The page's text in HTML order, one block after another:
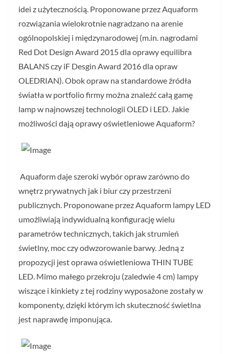
idei z użytecznością. Proponowane przez Aquaform
rozwiązania wielokrotnie nagradzano na arenie
ogólnopolskiej i międzynarodowej (m.in. nagrodami
Red Dot Design Award 2015 dla oprawy equilibra
BALANS czy iF Desgin Award 2016 dla opraw
OLEDRIAN). Obok opraw na standardowe źródła
światła w portfolio firmy można znaleźć całą gamę
lamp w najnowszej technologii OLED i LED. Jakie
możliwości dają oprawy oświetleniowe Aquaform?
Aquaform daje szeroki wybór opraw zarówno do
wnętrz prywatnych jak i biur czy przestrzeni
publicznych. Proponowane przez Aquaform lampy LED
umożliwiają indywidualną konfigurację wielu
parametrów technicznych, takich jak strumień
świetlny, moc czy odwzorowanie barwy. Jedną z
propozycji jest oprawa oświetleniowa THIN TUBE
LED. Mimo małego przekroju (zaledwie 4 cm) lampy
wiszące i kinkiety z tej rodziny wyposażone zostały w
komponenty, dzięki którym ich skuteczność świetlna
jest naprawdę imponująca.